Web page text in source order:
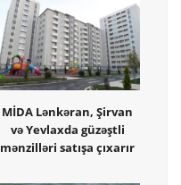
MİDA Lənkəran, Şirvan
və Yevlaxda güzəştli
mənzilləri satışa çıxarır